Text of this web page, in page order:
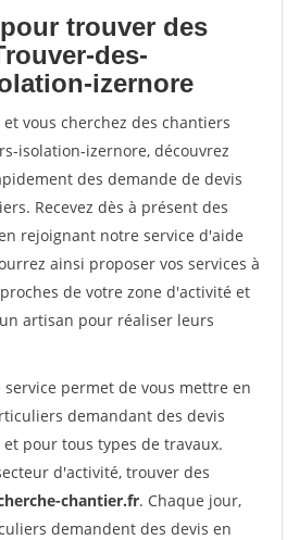
trouver des
des-
izernore
vous cherchez des chantiers
isolation-izernore, découvrez
des demande de devis
Recevez dès à présent des
rejoignant notre service d'aide
ainsi proposer vos services à
de votre zone d'activité et
artisan pour réaliser leurs
permet de vous mettre en
demandant des devis
pour tous types de travaux.
d'activité, trouver des
chantier.fr. Chaque jour,
demandent des devis en